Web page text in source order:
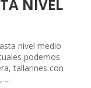
NIVEL
nivel medio
podemos
tallarines con
...